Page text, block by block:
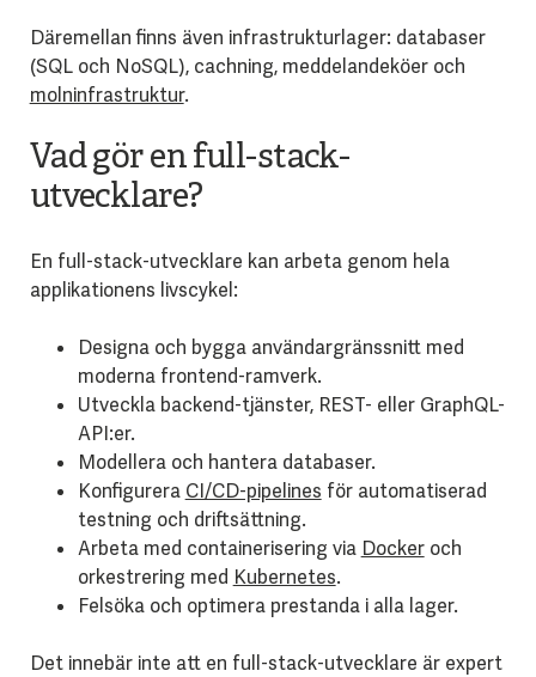
Däremellan finns även infrastrukturlager: databaser
(SQL och NoSQL), cachning, meddelandeköer och
molninfrastruktur.
Vad gör en full-stack-
utvecklare?
En full-stack-utvecklare kan arbeta genom hela
applikationens livscykel:
Designa och bygga användargränssnitt med
moderna frontend-ramverk.
Utveckla backend-tjänster, REST- eller GraphQL-
API:er.
Modellera och hantera databaser.
Konfigurera CI/CD-pipelines för automatiserad
testning och driftsättning.
Arbeta med containerisering via Dockeroch
orkestrering med Kubernetes.
Felsöka och optimera prestanda i alla lager.
Det innebär inte att en full-stack-utvecklare är expert